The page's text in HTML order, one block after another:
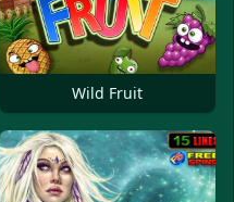
Wild Fruit